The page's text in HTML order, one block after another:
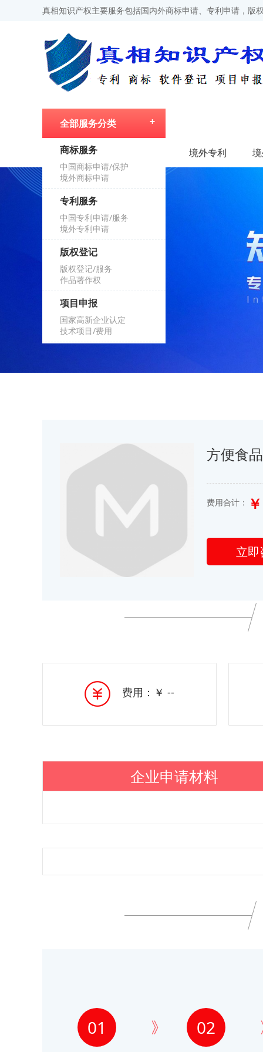
真相知识产权主要服务包括国内外商标申请、专利申请，版
全部服务分类
商标服务
中国商标申请/保护
境外商标申请
专利服务
中国专利申请/服务
境外专利申请
版权登记
版权登记/服务
作品著作权
项目申报
国家高新企业认定
技术项目/费用
境外专利
方便食品
费用合计：
立即
费用：￥ --
企业申请材料
01 02